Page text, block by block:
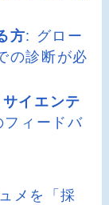
方: グロー
の診断が必
イエンテ
フィードバ
メを「採